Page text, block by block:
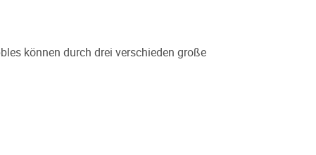
können durch drei verschieden große